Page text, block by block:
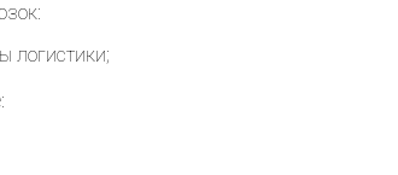
логистики;